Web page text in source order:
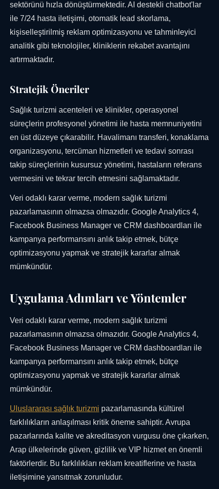
sektörünü hızla dönüştürmektedir. AI destekli chatbot'lar
ile 7/24 hasta iletişimi, otomatik lead skorlama,
kişiselleştirilmiş reklam optimizasyonu ve tahminleyici
analitik gibi teknolojiler, kliniklerin rekabet avantajını
artırmaktadır.
Stratejik Öneriler
Sağlık turizmi acenteleri ve klinikler, operasyonel
süreçlerin profesyonel yönetimi ile hasta memnuniyetini
en üst düzeye çıkarabilir. Havalimanı transferi, konaklama
organizasyonu, tercüman hizmetleri ve tedavi sonrası
takip süreçlerinin kusursuz yönetimi, hastaların referans
vermesini ve tekrar tercih etmesini sağlamaktadır.
Veri odaklı karar verme, modern sağlık turizmi
pazarlamasının olmazsa olmazıdır. Google Analytics 4,
Facebook Business Manager ve CRM dashboardları ile
kampanya performansını anlık takip etmek, bütçe
optimizasyonu yapmak ve stratejik kararlar almak
mümkündür.
Uygulama Adımları ve Yöntemler
Veri odaklı karar verme, modern sağlık turizmi
pazarlamasının olmazsa olmazıdır. Google Analytics 4,
Facebook Business Manager ve CRM dashboardları ile
kampanya performansını anlık takip etmek, bütçe
optimizasyonu yapmak ve stratejik kararlar almak
mümkündür.
Uluslararası sağlık turizmi pazarlamasında kültürel
farklılıkların anlaşılması kritik öneme sahiptir. Avrupa
pazarlarında kalite ve akreditasyon vurgusu öne çıkarken,
Arap ülkelerinde güven, gizlilik ve VIP hizmet en önemli
faktörlerdir. Bu farklılıkları reklam kreatiflerine ve hasta
iletişimine yansıtmak zorunludur.